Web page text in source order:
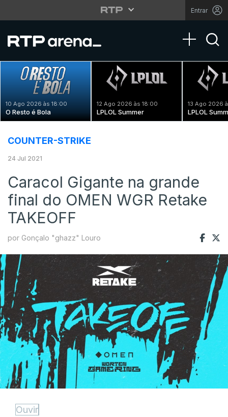
Entrar
Toggle
10 Ago 2026 às 18:00
O Resto é Bola
12 Ago 2026 às 18:00
LPLOL Summer
13 Ago 2026
LPLOL
COUNTER-STRIKE
24 Jul 2021
Caracol Gigante na grande
final do OMEN WGR Retake
TAKEOFF
por Gonçalo "ghazz" Louro
Ouvir